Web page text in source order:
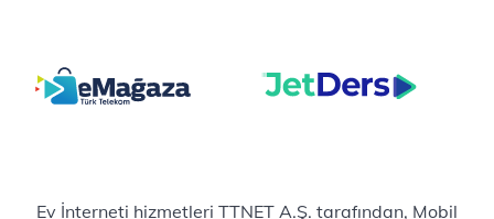
Ev İnterneti hizmetleri TTNET A.Ş. tarafından, Mobil